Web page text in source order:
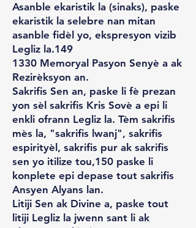
Asanble ekaristik la (sinaks), paske
ekaristik la selebre nan mitan
asanble fidèl yo, ekspresyon vizib
Legliz la.149
1330 Memoryal Pasyon Senyè a ak
Rezirèksyon an.
Sakrifis Sen an, paske li fè prezan
yon sèl sakrifis Kris Sovè a epi li
enkli ofrann Legliz la. Tèm sakrifis
mès la, "sakrifis lwanj", sakrifis
espirityèl, sakrifis pur ak sakrifis
sen yo itilize tou,150 paske li
konplete epi depase tout sakrifis
Ansyen Alyans lan.
Litiji Sen ak Divine a, paske tout
litiji Legliz la jwenn sant li ak